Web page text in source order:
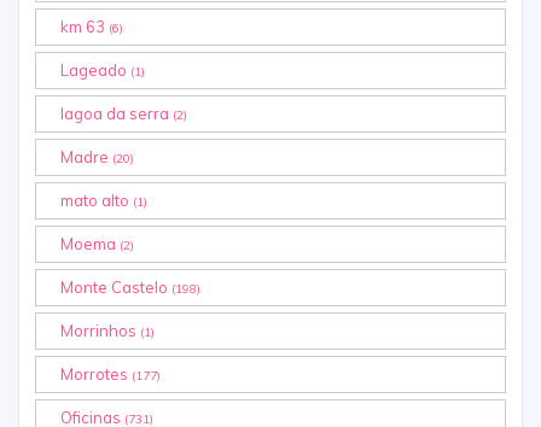
km 63 (6)
Lageado (1)
lagoa da serra (2)
Madre (20)
mato alto (1)
Moema (2)
Monte Castelo (198)
Morrinhos (1)
Morrotes (177)
Oficinas (731)